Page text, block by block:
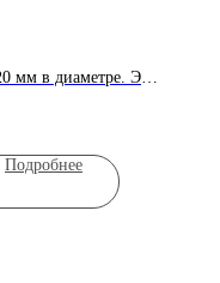
мм в диаметре. Это
Изумительный
его
Одно из
кусты высотой
Подробнее